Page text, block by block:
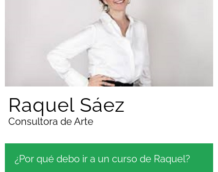
Raquel Sáez
Consultora de Arte
¿Por qué debo ir a un curso de Raquel?